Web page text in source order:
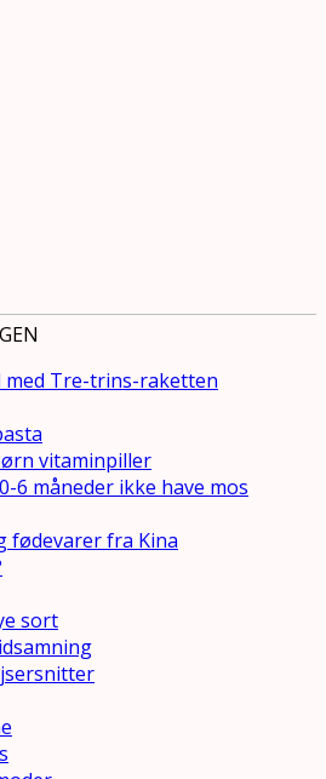
med Tre-trins-raketten
vitaminpiller
6 måneder ikke have mos
fødevarer fra Kina
sort